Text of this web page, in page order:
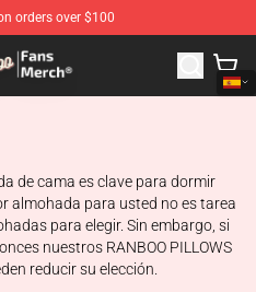
orders over $100
Merchandise Shop
de cama es clave para dormir
almohada para usted no es tarea
para elegir. Sin embargo, si
nuestros RANBOO PILLOWS
reducir su elección.